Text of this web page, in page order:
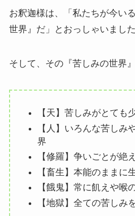
お釈迦様は、「私たちが今い
世界』だ」とおっしゃいました
そして、その『苦しみの世界』
【天】苦しみがとても
【人】いろんな苦しみ
界
【修羅】争いごとが絶
【畜生】本能のままに
【餓鬼】常に飢えや喉
【地獄】全ての苦しみ